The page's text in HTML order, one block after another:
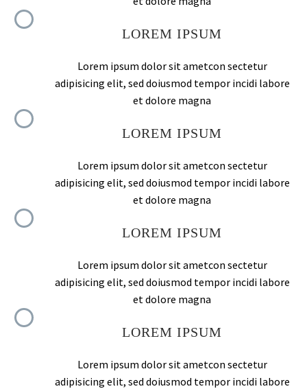
LOREM IPSUM
Lorem ipsum dolor sit ametcon sectetur
adipisicing elit, sed doiusmod tempor incidi labore
et dolore magna
LOREM IPSUM
Lorem ipsum dolor sit ametcon sectetur
adipisicing elit, sed doiusmod tempor incidi labore
et dolore magna
LOREM IPSUM
Lorem ipsum dolor sit ametcon sectetur
adipisicing elit, sed doiusmod tempor incidi labore
et dolore magna
LOREM IPSUM
Lorem ipsum dolor sit ametcon sectetur
adipisicing elit, sed doiusmod tempor incidi labore